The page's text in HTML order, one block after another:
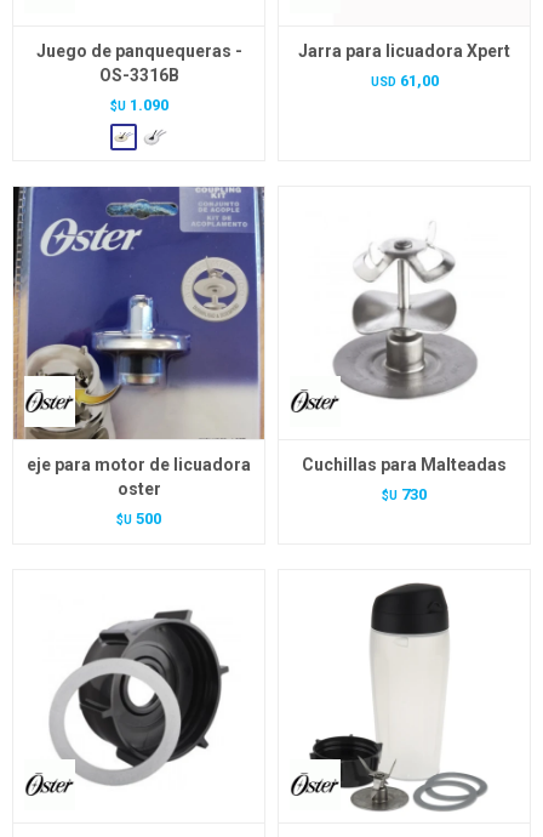
Juego de panquequeras -
OS-3316B
$U 1.090
Jarra para licuadora Xpert
USD 61,00
eje para motor de licuadora
oster
$U 500
Cuchillas para Malteadas
$U 730